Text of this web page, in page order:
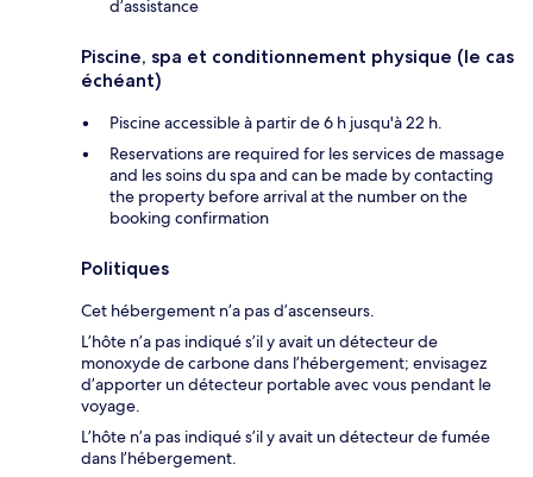
d’assistance
Piscine, spa et conditionnement physique (le cas
échéant)
Piscine accessible à partir de 6 h jusqu'à 22 h.
Reservations are required for les services de massage
and les soins du spa and can be made by contacting
the property before arrival at the number on the
booking confirmation
Politiques
Cet hébergement n’a pas d’ascenseurs.
L’hôte n’a pas indiqué s’il y avait un détecteur de
monoxyde de carbone dans l’hébergement; envisagez
d’apporter un détecteur portable avec vous pendant le
voyage.
L’hôte n’a pas indiqué s’il y avait un détecteur de fumée
dans l’hébergement.